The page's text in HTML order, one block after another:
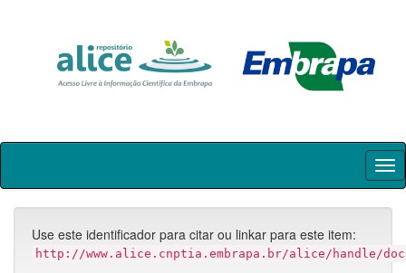
Skip
Use este identificador para citar ou linkar para este item:
http://www.alice.cnptia.embrapa.br/alice/handle/